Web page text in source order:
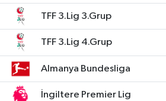
TFF 3.Lig 3.Grup
TFF 3.Lig 4.Grup
Almanya Bundesliga
İngiltere Premier Lig